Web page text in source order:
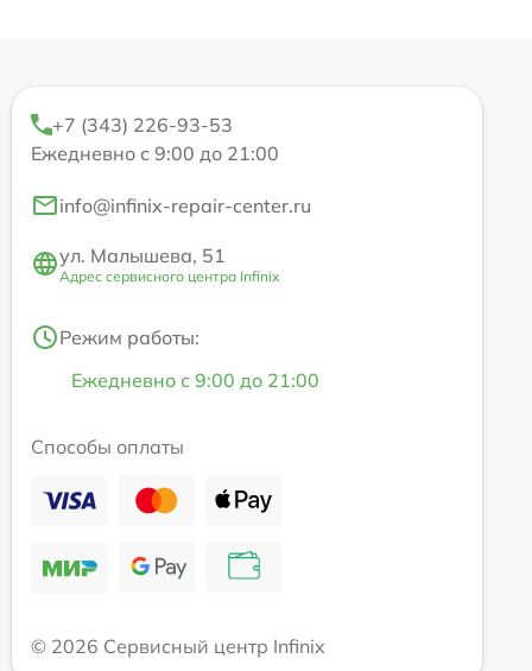
+7 (343) 226-93-53
Ежедневно с 9:00 до 21:00
info@infinix-repair-center.ru
ул. Малышева, 51
Адрес сервисного центра Infinix
Режим работы:
Ежедневно с 9:00 до 21:00
Способы оплаты
© 2026 Сервисный центр Infinix